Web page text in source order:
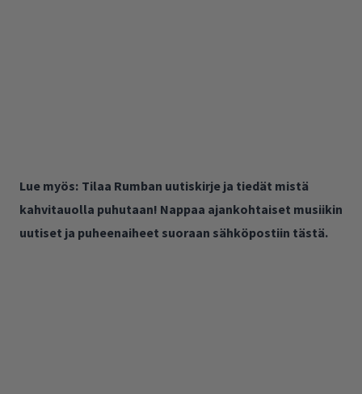
Lue myös: Tilaa Rumban uutiskirje ja tiedät mistä
kahvitauolla puhutaan! Nappaa ajankohtaiset musiikin
uutiset ja puheenaiheet suoraan sähköpostiin tästä.